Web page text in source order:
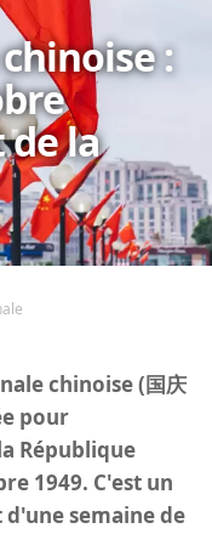
:
la
chinoise (国庆
pour
République
1949. C'est un
semaine de